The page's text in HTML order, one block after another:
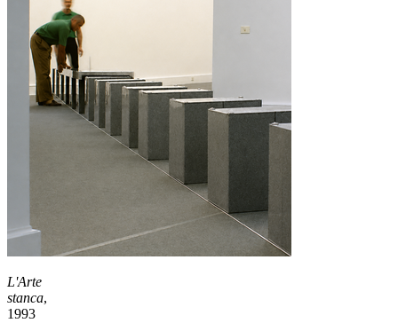
L'Arte
stanca,
1993